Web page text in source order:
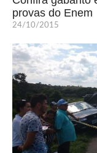
provas do Enem
24/10/2015